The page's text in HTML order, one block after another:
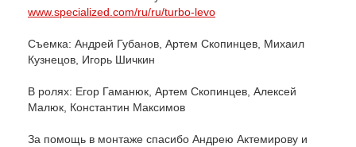
www.specialized.com/ru/ru/turbo-levo
Съемка: Андрей Губанов, Артем Скопинцев, Михаил
Кузнецов, Игорь Шичкин
В ролях: Егор Гаманюк, Артем Скопинцев, Алексей
Малюк, Константин Максимов
За помощь в монтаже спасибо Андрею Актемирову и